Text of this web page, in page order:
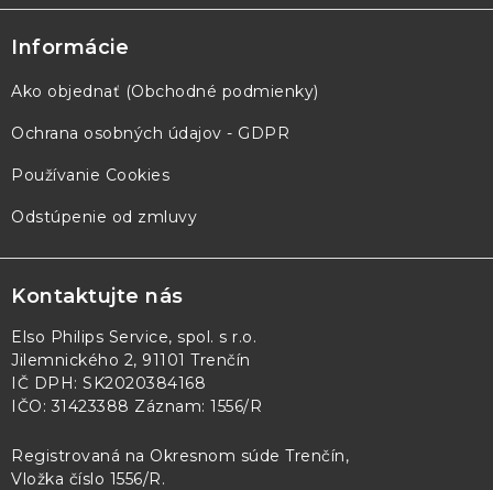
Informácie
Ako objednať (Obchodné podmienky)
Ochrana osobných údajov - GDPR
Používanie Cookies
Odstúpenie od zmluvy
Kontaktujte nás
Elso Philips Service, spol. s r.o.
Jilemnického 2, 91101 Trenčín
IČ DPH: SK2020384168
IČO: 31423388 Záznam: 1556/R
Registrovaná na Okresnom súde Trenčín,
Vložka číslo 1556/R.